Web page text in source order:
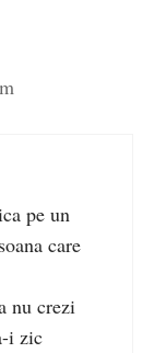
pe un
care
nu crezi
i zic